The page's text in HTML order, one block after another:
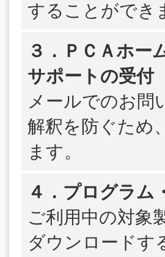
することができ
３．ＰＣＡホー
サポートの受付
メールでのお問
解釈を防ぐため
ます。
４．プログラム
ご利用中の対象
ダウンロードす